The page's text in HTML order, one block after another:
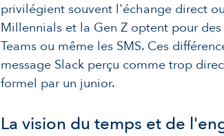
privilégient souvent l'échange direct
Millennials et la Gen Z optent pour
Teams ou même les SMS. Ces
message Slack perçu comme trop
formel par un junior.
La vision du temps et de